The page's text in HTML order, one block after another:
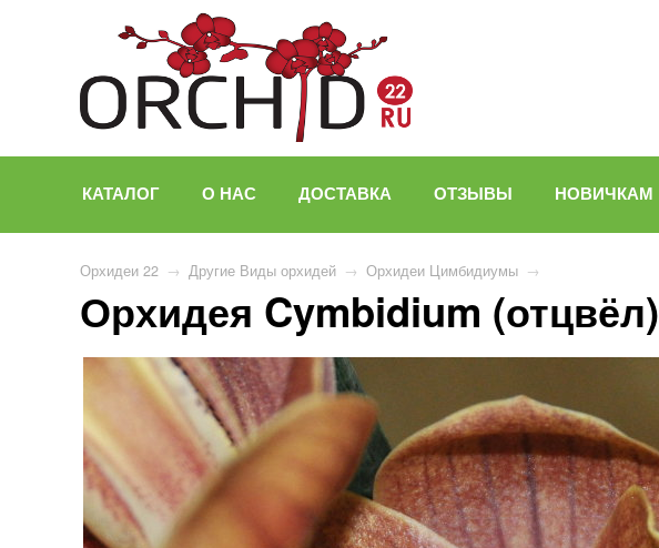
КАТАЛОГ О НАС ДОСТАВКА ОТЗЫВЫ НОВИЧКАМ
Орхидеи 22 → Другие Виды орхидей → Орхидеи Цимбидиумы →
Орхидея Cymbidium (отцвёл)